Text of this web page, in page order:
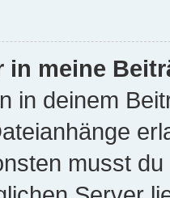
in meine
in deinem
musst